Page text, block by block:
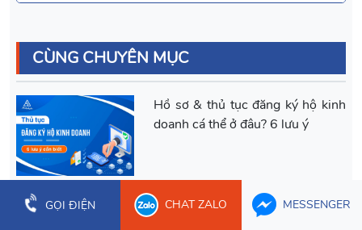
CÙNG CHUYÊN MỤC
Hồ sơ & thủ tục đăng ký hộ kinh
doanh cá thể ở đâu? 6 lưu ý
GỌI ĐIỆN CHAT ZALO MESSENGER